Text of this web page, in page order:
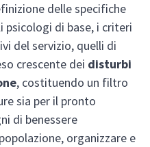
delle specifiche
di base, i criteri
del servizio, quelli di
crescente dei disturbi
, costituendo un filtro
sia per il pronto
di benessere
organizzare e